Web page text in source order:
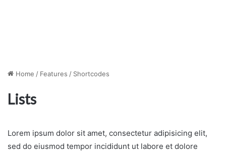
Home / Features / Shortcodes
Lists
Lorem ipsum dolor sit amet, consectetur adipisicing elit,
sed do eiusmod tempor incididunt ut labore et dolore